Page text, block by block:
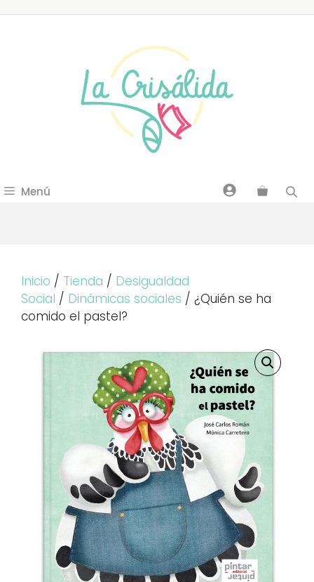
Menú
Inicio / Tienda / Desigualdad
Social / Dinámicas sociales / ¿Quién se ha
comido el pastel?